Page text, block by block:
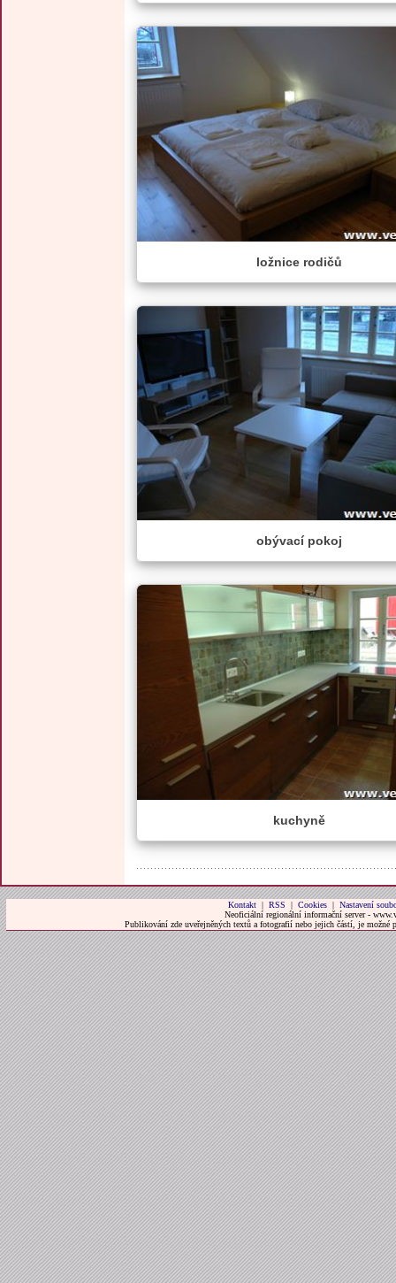
ložnice rodičů
obývací pokoj
kuchyně
Kontakt| RSS | Cookies| Nastavení
Neoficiální regionální informační server -
Publikování zde uveřejněných textů a fotografií nebo jejich částí, je možné